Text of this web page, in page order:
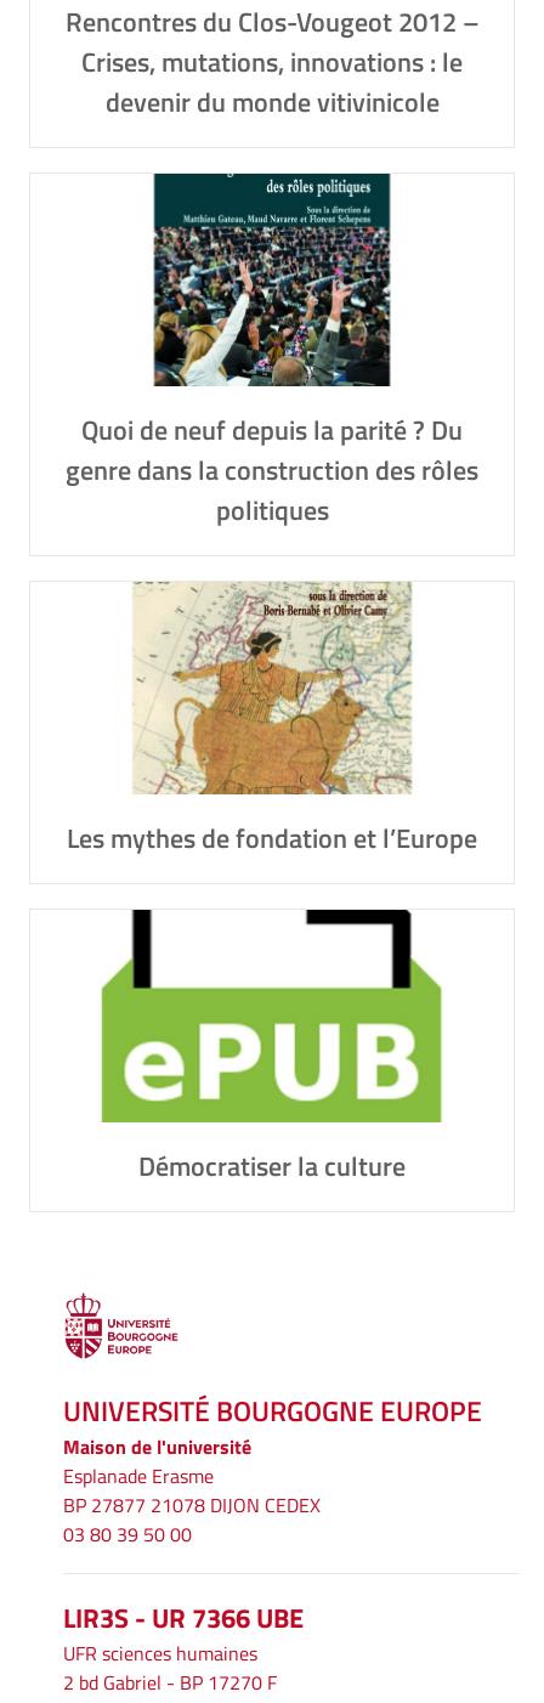
Rencontres du Clos-Vougeot 2012 –
Crises, mutations, innovations : le
devenir du monde vitivinicole
Quoi de neuf depuis la parité ? Du
genre dans la construction des rôles
politiques
Les mythes de fondation et l’Europe
Démocratiser la culture
UNIVERSITÉ BOURGOGNE EUROPE
Maison de l'université
Esplanade Erasme
BP 27877 21078 DIJON CEDEX
03 80 39 50 00
LIR3S - UR 7366 UBE
UFR sciences humaines
2 bd Gabriel - BP 17270 F